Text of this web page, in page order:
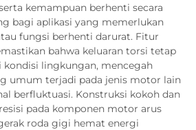
kemampuan berhenti secara
bagi aplikasi yang memerlukan
fungsi berhenti darurat. Fitur
bahwa keluaran torsi tetap
kondisi lingkungan, mencegah
umum terjadi pada jenis motor lain
berfluktuasi. Konstruksi kokoh dan
pada komponen motor arus
roda gigi hemat energi